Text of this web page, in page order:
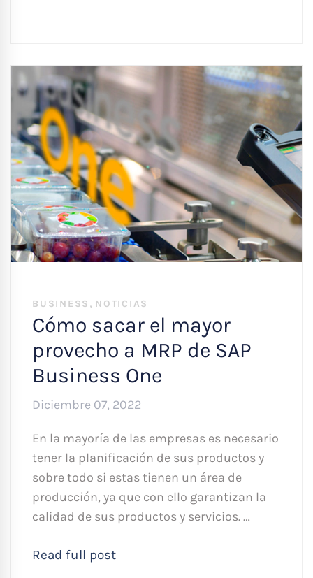
BUSINESS , NOTICIAS
Cómo sacar el mayor
provecho a MRP de SAP
Business One
Diciembre 07, 2022
En la mayoría de las empresas es necesario
tener la planificación de sus productos y
sobre todo si estas tienen un área de
producción, ya que con ello garantizan la
calidad de sus productos y servicios. …
Read full post